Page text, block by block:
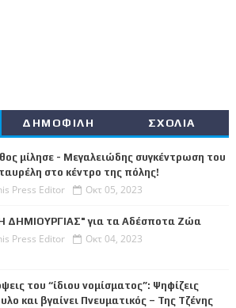
ΔΗΜΟΦΙΛΗ ΣΧΟΛΙΑ
μίλησε - Μεγαλειώδης συγκέντρωση του
στο κέντρο της πόλης!
Press Editor Οκτ 05, 2023
ΔΗΜΙΟΥΡΓΙΑΣ" για τα Αδέσποτα Ζώα
Press Editor Οκτ 04, 2023
του “ίδιου νομίσματος”: Ψηφίζεις
και βγαίνει Πνευματικός – Της Τζένης